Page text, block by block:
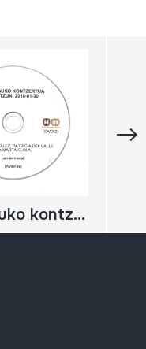
HM Neguko kontzertua; 2010-01-30; Oiartzun; Herri Musikaren Txokoa; Asturiasko pandereterak